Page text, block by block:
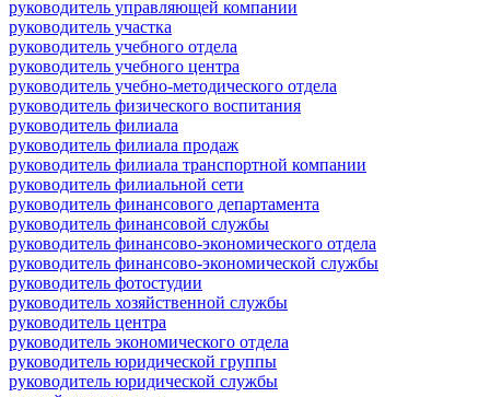
руководитель управляющей компании
руководитель участка
руководитель учебного отдела
руководитель учебного центра
руководитель учебно-методического отдела
руководитель физического воспитания
руководитель филиала
руководитель филиала продаж
руководитель филиала транспортной компании
руководитель филиальной сети
руководитель финансового департамента
руководитель финансовой службы
руководитель финансово-экономического отдела
руководитель финансово-экономической службы
руководитель фотостудии
руководитель хозяйственной службы
руководитель центра
руководитель экономического отдела
руководитель юридической группы
руководитель юридической службы